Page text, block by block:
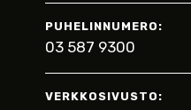
PUHELINNUMERO:
03 587 9300
VERKKOSIVUSTO: